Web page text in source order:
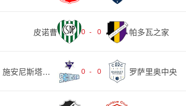
皮诺曹 0 - 0 帕多瓦之家
施安尼斯塔青年 0 - 0 罗萨里奥中央